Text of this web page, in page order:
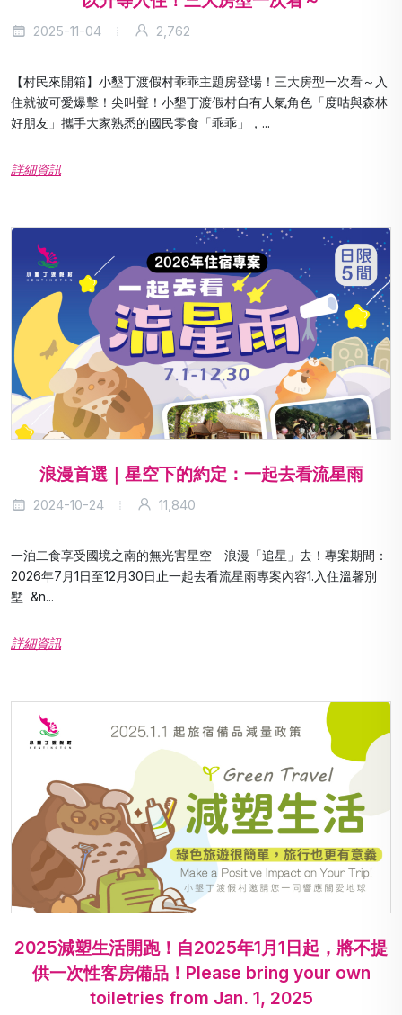
2025-11-04 2,762
【村民來開箱】小墾丁渡假村乖乖主題房登場！三大房型一次看～入
住就被可愛爆擊！尖叫聲！小墾丁渡假村自有人氣角色「度咕與森林
好朋友」攜手大家熟悉的國民零食「乖乖」，...
詳細資訊
浪漫首選｜星空下的約定：一起去看流星雨
2024-10-24 11,840
一泊二食享受國境之南的無光害星空 浪漫「追星」去！專案期間：
2026年7月1日至12月30日止一起去看流星雨專案內容1.入住溫馨別
墅 &n...
詳細資訊
2025減塑生活開跑！自2025年1月1日起，將不提
供一次性客房備品！Please bring your own
toiletries from Jan. 1, 2025